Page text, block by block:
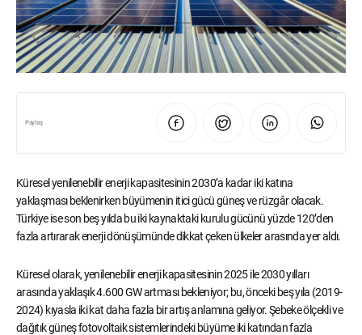
Paylaş
Küresel yenilenebilir enerji kapasitesinin 2030’a kadar iki katına
yaklaşması beklenirken büyümenin itici gücü güneş ve rüzgâr olacak.
Türkiye ise son beş yılda bu iki kaynaktaki kurulu gücünü yüzde 120’den
fazla artırarak enerji dönüşümünde dikkat çeken ülkeler arasında yer aldı.
Küresel olarak, yenilenebilir enerji kapasitesinin 2025 ile 2030 yılları
arasında yaklaşık 4.600 GW artması bekleniyor; bu, önceki beş yıla (2019-
2024) kıyasla iki kat daha fazla bir artış anlamına geliyor. Şebeke ölçekli ve
dağıtık güneş fotovoltaik sistemlerindeki büyüme iki katından fazla